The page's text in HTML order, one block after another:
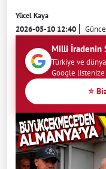
Yücel Kaya
2026-05-10 12:40
Milli İradenin
Türkiye ve
Google
⭐